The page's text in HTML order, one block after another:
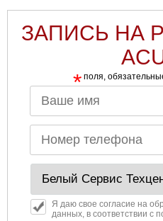
ЗАПИСЬ НА
* поля,
Я даю свое согласие на
данных, в соответствии с